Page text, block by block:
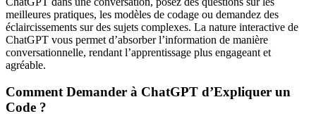
meilleures pratiques, les modèles de codage ou demandez des
éclaircissements sur des sujets complexes. La nature interactive de
ChatGPT vous permet d’absorber l’information de manière
conversationnelle, rendant l’apprentissage plus engageant et
agréable.
Comment Demander à ChatGPT d’Expliquer un
Code ?